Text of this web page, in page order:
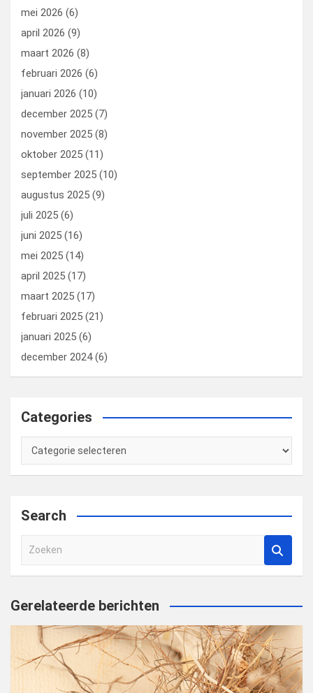
mei 2026 (6)
april 2026 (9)
maart 2026 (8)
februari 2026 (6)
januari 2026 (10)
december 2025 (7)
november 2025 (8)
oktober 2025 (11)
september 2025 (10)
augustus 2025 (9)
juli 2025 (6)
juni 2025 (16)
mei 2025 (14)
april 2025 (17)
maart 2025 (17)
februari 2025 (21)
januari 2025 (6)
december 2024(6)
Categories
Categories
Search
e
e
Gerelateerde berichten